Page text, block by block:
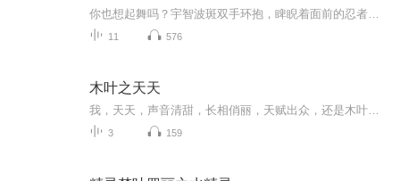
11 576
木叶之天天
3 159